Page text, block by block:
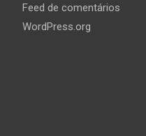
Feed de comentários
WordPress.org